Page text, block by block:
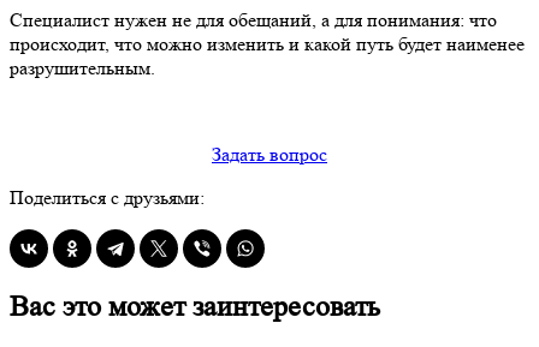
Специалист нужен не для обещаний, а для понимания: что
происходит, что можно изменить и какой путь будет наименее
разрушительным.
Задать вопрос
Поделиться с друзьями:
Вас это может заинтересовать